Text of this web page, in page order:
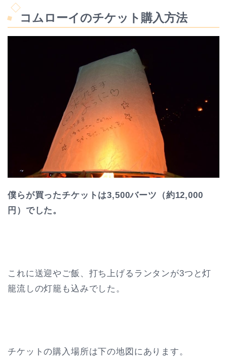
コムローイのチケット購入方法
僕らが買ったチケットは3,500バーツ（約12,000
円）でした。
これに送迎やご飯、打ち上げるランタンが3つと灯
籠流しの灯籠も込みでした。
チケットの購入場所は下の地図にあります。